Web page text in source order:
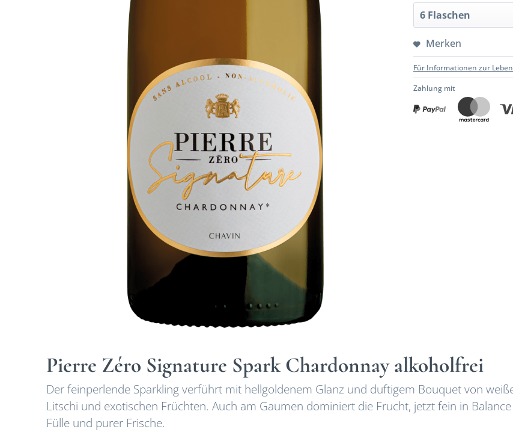
Merken
Für Informationen zur
Zahlung mit
Pierre Zéro Signature Spark Chardonnay alkoholfrei
Der feinperlende Sparkling verführt mit hellgoldenem Glanz und duftigem Bouquet von
Litschi und exotischen Früchten. Auch am Gaumen dominiert die Frucht, jetzt fein in
Fülle und purer Frische.